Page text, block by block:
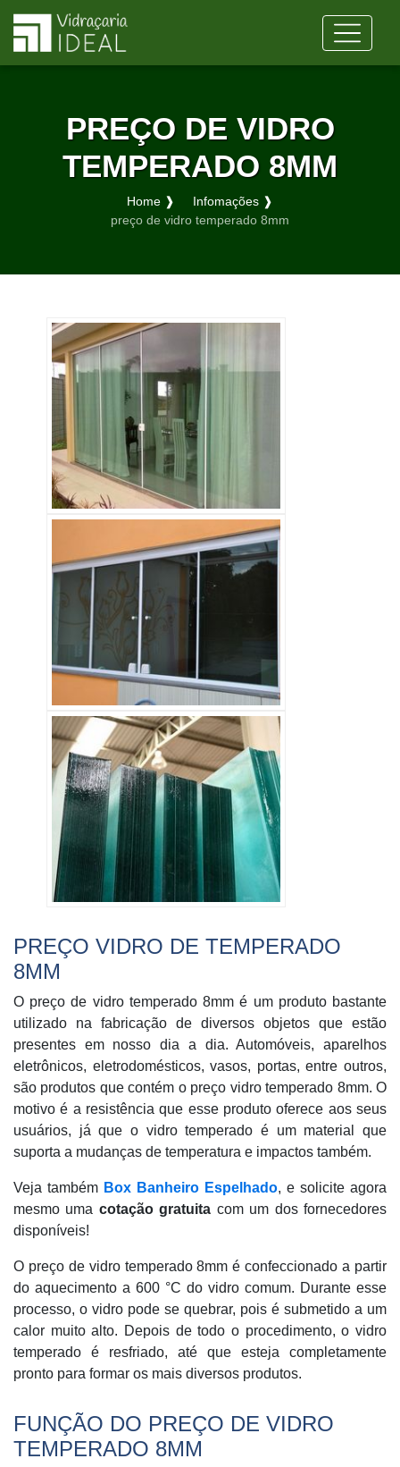
PREÇO DE VIDRO
TEMPERADO 8MM
Home ❱
Infomações ❱
preço de vidro temperado 8mm
PREÇO VIDRO DE TEMPERADO
8MM
O preço de vidro temperado 8mm é um produto bastante
utilizado na fabricação de diversos objetos que estão
presentes em nosso dia a dia. Automóveis, aparelhos
eletrônicos, eletrodomésticos, vasos, portas, entre outros,
são produtos que contém o preço vidro temperado 8mm. O
motivo é a resistência que esse produto oferece aos seus
usuários, já que o vidro temperado é um material que
suporta a mudanças de temperatura e impactos também.
Veja também Box Banheiro Espelhado, e solicite agora
mesmo uma cotação gratuita com um dos fornecedores
disponíveis!
O preço de vidro temperado 8mm é confeccionado a partir
do aquecimento a 600 °C do vidro comum. Durante esse
processo, o vidro pode se quebrar, pois é submetido a um
calor muito alto. Depois de todo o procedimento, o vidro
temperado é resfriado, até que esteja completamente
pronto para formar os mais diversos produtos.
FUNÇÃO DO PREÇO DE VIDRO
TEMPERADO 8MM